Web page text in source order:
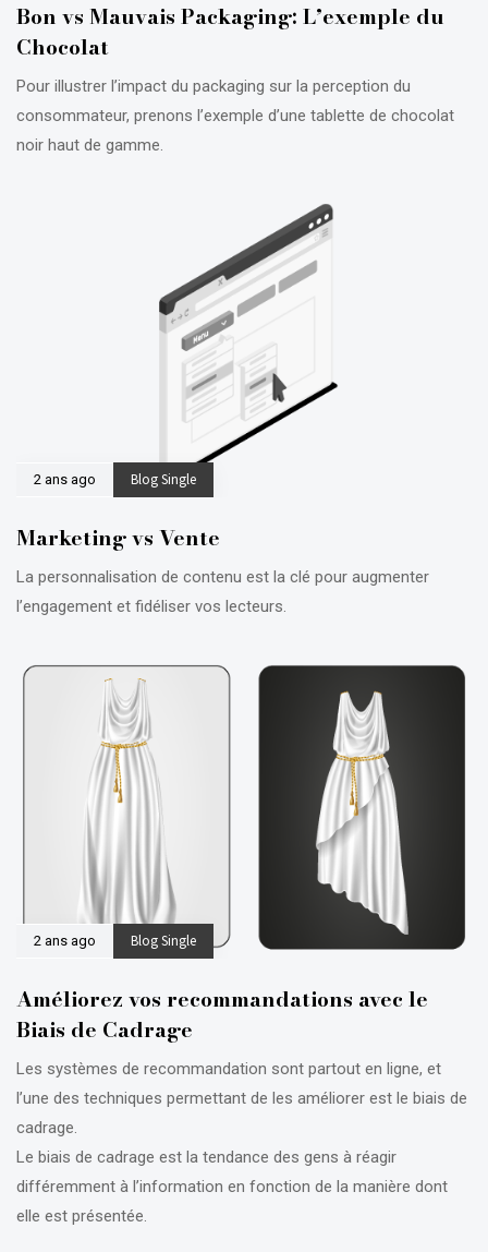
Bon vs Mauvais Packaging: L’exemple du
Chocolat
Pour illustrer l’impact du packaging sur la perception du
consommateur, prenons l’exemple d’une tablette de chocolat
noir haut de gamme.
2 ans ago Blog Single
Marketing vs Vente
La personnalisation de contenu est la clé pour augmenter
l’engagement et fidéliser vos lecteurs.
2 ans ago Blog Single
Améliorez vos recommandations avec le
Biais de Cadrage
Les systèmes de recommandation sont partout en ligne, et
l’une des techniques permettant de les améliorer est le biais de
cadrage.
Le biais de cadrage est la tendance des gens à réagir
différemment à l’information en fonction de la manière dont
elle est présentée.